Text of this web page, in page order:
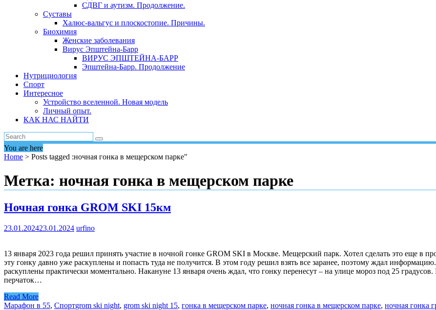
СДВГ и аутизм. Продолжение.
Суставы
Халюс-вальгус и плоскостопие. Причины.
Биохимия
Женские заболевания
Вирус Эпштейна-Барр
ВИРУС ЭПШТЕЙНА-БАРР
Эпштейна-Барр. Продолжение
Нутрициология
Спорт
Интересное
Устройство вселенной. Новая модель
Личный опыт.
КАК НАС НАЙТИ
You are here
Home > Posts tagged :ночная гонка в мещерском парке"
Метка: ночная гонка в мещерском парке
Ночная гонка GROM SKI 15км
23.01.202423.01.2024 urfino
13 января 2023 года решил принять участие в ночной гонке GROM SKI в Москве. Мещерский парк. Хотел сделать это еще в
эту гонку давно уже раскуплены и попасть туда не получится. В этом году решил взять все заранее, поэтому ждал
раскуплены практически моментально. Накануне 13 января очень ждал, что гонку перенесут – на улице мороз под 25
перчаток…
Read More
Марафон в 55, Спортgrom ski night, grom ski night 15, гонка в мещерском парке, ночная гонка в мещерском парке, ночная гонка